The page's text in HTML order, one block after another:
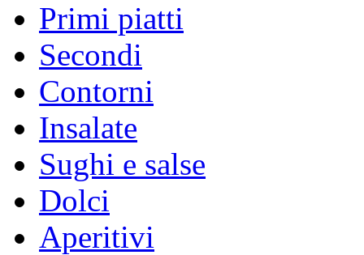
Primi piatti
Secondi
Contorni
Insalate
Sughi e salse
Dolci
Aperitivi